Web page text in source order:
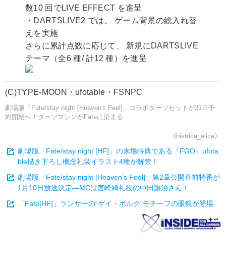
数10 回でLIVE EFFECT を進呈
・DARTSLIVE2 では、 ゲーム背景の総入れ替
えを実施
さらに累計点数に応じて、 新規にDARTSLIVE
テーマ（全6 種/ 計12 種）を進呈
(C)TYPE-MOON・ufotable・FSNPC
劇場版「Fate/stay night [Heaven's Feel]」コラボダーツセットが31日予
約開始へ！ダーツマシンがFateに染まる
《histrica_alice》
劇場版「Fate/stay night [HF]」の来場特典である『FGO』ufota
ble描き下ろし概念礼装イラスト4種が解禁！
劇場版「Fate/stay night [Heaven’s Feel]」第2章公開直前特番が
1月10日放送決定―MCは言峰綺礼役の中田譲治さん！
「Fate[HF]」ランサーの“ゲイ・ボルク”モチーフの眼鏡が登場